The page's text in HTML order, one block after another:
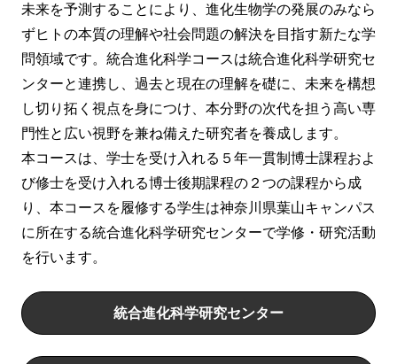
未来を予測することにより、進化生物学の発展のみなら
ずヒトの本質の理解や社会問題の解決を目指す新たな学
問領域です。統合進化科学コースは統合進化科学研究セ
ンターと連携し、過去と現在の理解を礎に、未来を構想
し切り拓く視点を身につけ、本分野の次代を担う高い専
門性と広い視野を兼ね備えた研究者を養成します。
本コースは、学士を受け入れる５年一貫制博士課程およ
び修士を受け入れる博士後期課程の２つの課程から成
り、本コースを履修する学生は神奈川県葉山キャンパス
に所在する統合進化科学研究センターで学修・研究活動
を行います。
統合進化科学研究センター